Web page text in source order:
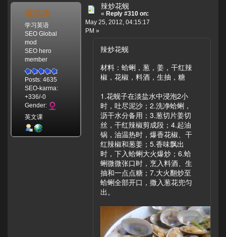
英语课
学习英语
SEO Global
mod
SEO hero
member
Posts: 4635
SEO-karma:
+336/-0
Gender:
英文课
辣炒花蚬
« Reply #310 on:
May 25, 2012, 04:15:17
PM »
辣炒花蚬
材料：蛤蜊，葱，姜，干红辣
椒，花椒，料酒，生抽，糖
1.花蚬子在淡盐水中浸泡2小
时，吐尽泥沙；2.洗净蛤蜊，
沥干水分备用；3.葱切片姜切
丝，干红辣椒剪成段；4.起油
锅，油温热时，爆香花椒、干
红辣椒和葱姜；5.香味飘出
时，下入蛤蜊大火爆炒；6.蛤
蜊微微张口时，烹入料酒、生
抽和一点点糖；7.大火翻炒至
蛤蜊全部开口，撒入葱花兜匀
出。